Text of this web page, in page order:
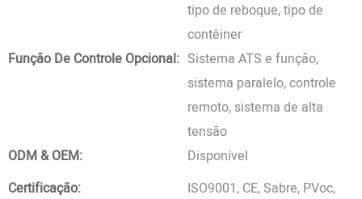
tipo de reboque, tipo de
contêiner
Função De Controle Opcional: Sistema ATS e função,
sistema paralelo, controle
remoto, sistema de alta
tensão
ODM & OEM:
Disponível
Certificação:
ISO9001, CE, Sabre, PVoc,